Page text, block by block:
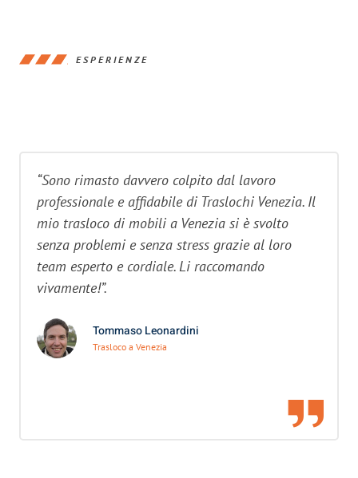
ESPERIENZE
“Sono rimasto davvero colpito dal lavoro
professionale e affidabile di Traslochi Venezia. Il
mio trasloco di mobili a Venezia si è svolto
senza problemi e senza stress grazie al loro
team esperto e cordiale. Li raccomando
vivamente!”.
Tommaso Leonardini
Trasloco a Venezia